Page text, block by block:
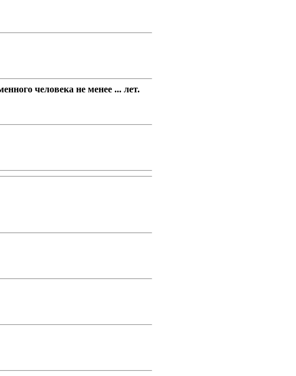
человека не менее ... лет.